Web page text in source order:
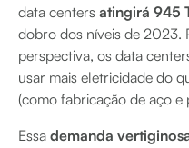
data centers atingirá 945
dobro dos níveis de 2023.
perspectiva, os data
usar mais eletricidade do
(como fabricação de aço
Essa demanda